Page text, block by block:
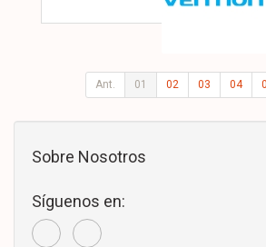
Ant. 01 02 03 04
Sobre Nosotros
Síguenos en: